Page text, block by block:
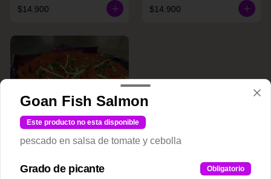
$14.900 $14.900
Raan E. Shaan
Goan Fish Salmon
Este producto no esta disponible
pescado en salsa de tomate y cebolla
Grado de picante Obligatorio